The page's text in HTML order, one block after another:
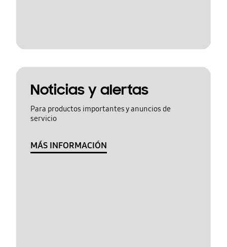
Noticias y alertas
Para productos importantes y anuncios de
servicio
MÁS INFORMACIÓN